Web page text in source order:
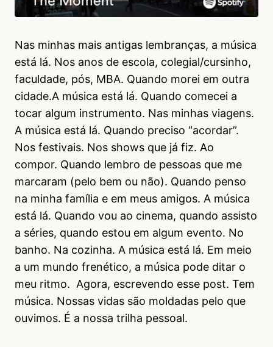
Nas minhas mais antigas lembranças, a música
está lá. Nos anos de escola, colegial/cursinho,
faculdade, pós, MBA. Quando morei em outra
cidade.A música está lá. Quando comecei a
tocar algum instrumento. Nas minhas viagens.
A música está lá. Quando preciso “acordar”.
Nos festivais. Nos shows que já fiz. Ao
compor. Quando lembro de pessoas que me
marcaram (pelo bem ou não). Quando penso
na minha família e em meus amigos. A música
está lá. Quando vou ao cinema, quando assisto
a séries, quando estou em algum evento. No
banho. Na cozinha. A música está lá. Em meio
a um mundo frenético, a música pode ditar o
meu ritmo. Agora, escrevendo esse post. Tem
música. Nossas vidas são moldadas pelo que
ouvimos. É a nossa trilha pessoal.